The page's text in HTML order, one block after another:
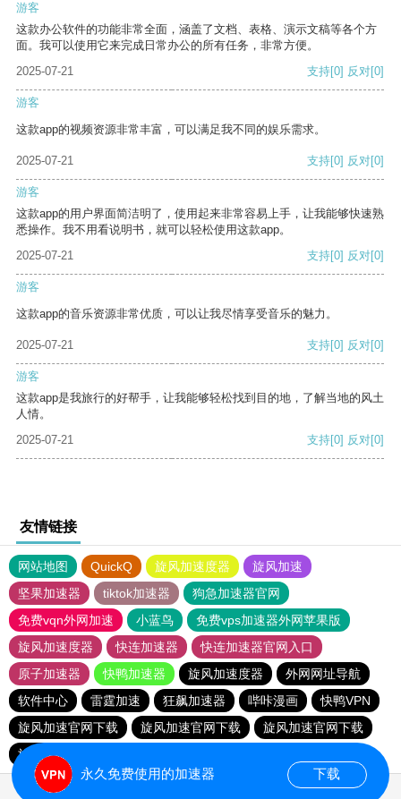
游客
这款办公软件的功能非常全面，涵盖了文档、表格、演示文稿等各个方
面。我可以使用它来完成日常办公的所有任务，非常方便。
2025-07-21
支持[0] 反对[0]
游客
这款app的视频资源非常丰富，可以满足我不同的娱乐需求。
2025-07-21 支持[0] 反对[0]
游客
这款app的用户界面简洁明了，使用起来非常容易上手，让我能够快速熟
悉操作。我不用看说明书，就可以轻松使用这款app。
2025-07-21
支持[0] 反对[0]
游客
这款app的音乐资源非常优质，可以让我尽情享受音乐的魅力。
2025-07-21 支持[0] 反对[0]
游客
这款app是我旅行的好帮手，让我能够轻松找到目的地，了解当地的风土
人情。
2025-07-21
支持[0] 反对[0]
友情链接
网站地图 QuickQ 旋风加速度器
旋风加速
坚果加速器
tiktok加速器
狗急加速器官网
免费vqn外网加速
小蓝鸟
免费vps加速器外网苹果版
旋风加速度器
快连加速器
快连加速器官网入口
原子加速器
快鸭加速器 旋风加速度器
外网网址导航
软件中心
雷霆加速 狂飙加速器 哔咔漫画
快鸭VPN
旋风加速官网下载
旋风加速官网下载
旋风加速官网下载
旋风加速官网下载
永久免费使用的加速器 下载